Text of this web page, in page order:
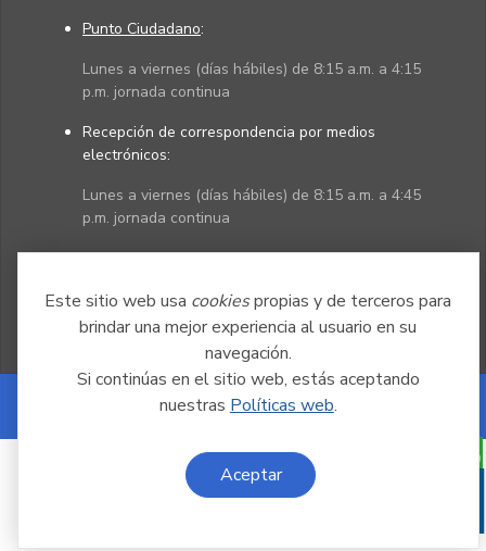
Este sitio web usa cookiespropias y de terceros para
brindar una mejor experiencia al usuario en su
navegación.
Si continúas en el sitio web, estás aceptando
nuestras Políticas web.
Aceptar
Punto Ciudadano:
Lunes a viernes (días hábiles) de 8:15 a.m. a 4:15
p.m. jornada continua
Recepción de correspondencia por medios
electrónicos:
Lunes a viernes (días hábiles) de 8:15 a.m. a 4:45
p.m. jornada continua
Powered by Nexura